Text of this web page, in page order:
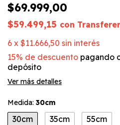
$69.999,00
$59.499,15 con
6 x $11.666,50 sin interés
15% de descuento pagando
depósito
Ver más detalles
Medida: 30cm
30cm 35cm 55cm